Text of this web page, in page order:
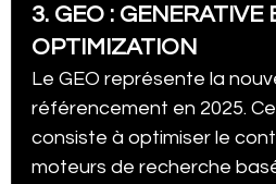
3. GEO : GENERATIVE
OPTIMIZATION
Le GEO représente la
référencement en 2025.
consiste à optimiser le
moteurs de recherche